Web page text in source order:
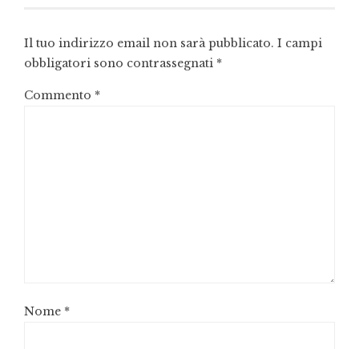
Il tuo indirizzo email non sarà pubblicato. I campi
obbligatori sono contrassegnati *
Commento *
Nome *